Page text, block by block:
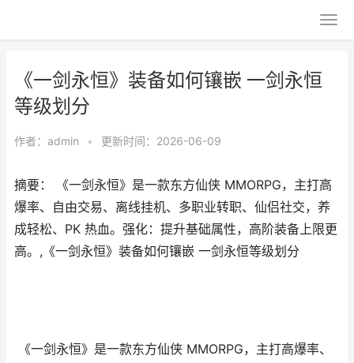
《一剑永恒》装备如何镶嵌 一剑永恒
等级划分
作者： admin • 更新时间：2026-06-09
摘要： 《一剑永恒》是一款东方仙侠 MMORPG，主打高
爆率、自由交易、离线挂机、多职业转职、仙侣社交，养
成轻松、PK 热血。强化：提升基础属性，高阶装备上限更
高。,《一剑永恒》装备如何镶嵌 一剑永恒等级划分
《一剑永恒》是一款东方仙侠 MMORPG，主打高爆率、